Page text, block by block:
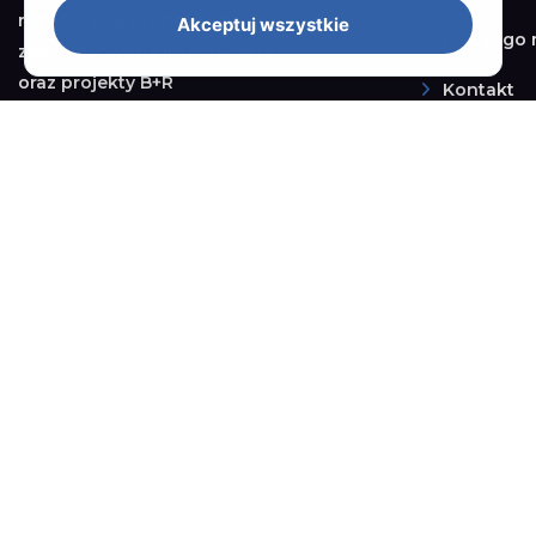
rozwiązania produkcyjne,
zaawansowane integracje IT
oraz projekty B+R
Dlaczego
Kontakt
Akceptuj wszystkie